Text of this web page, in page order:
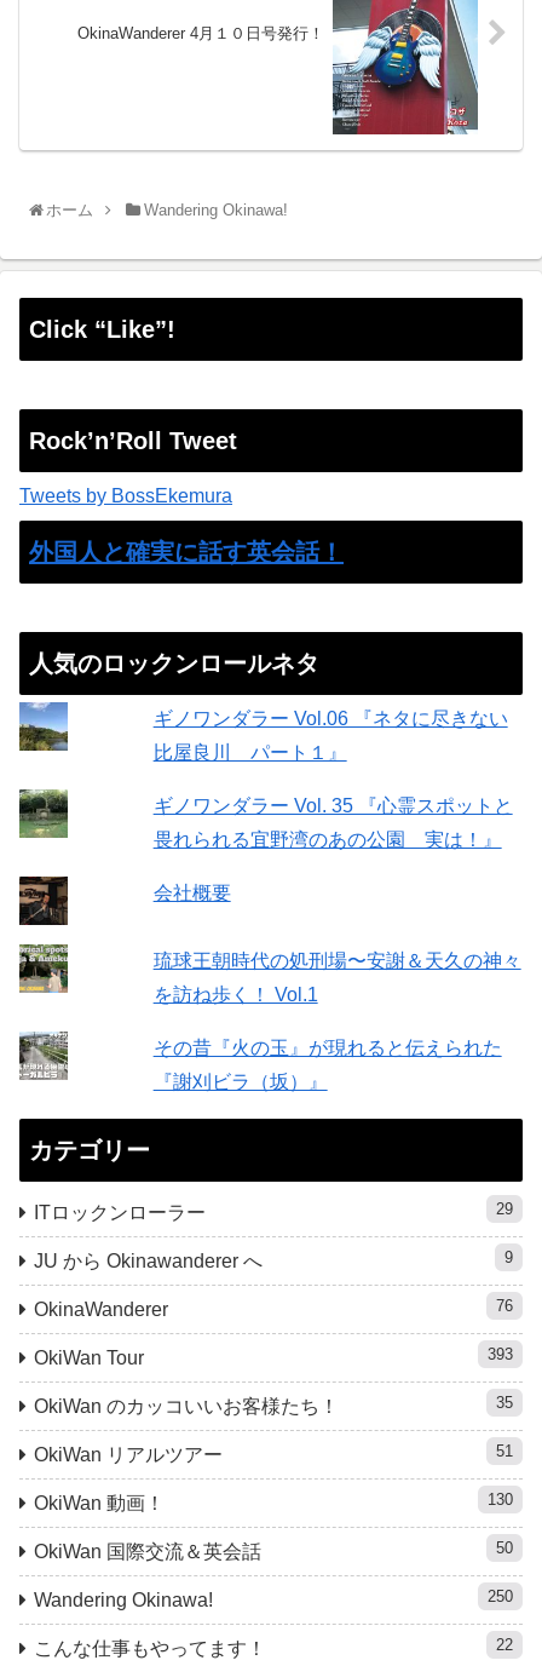
OkinaWanderer 4月１０日号発行！
ホーム Wandering Okinawa!
Click “Like”!
Rock’n’Roll Tweet
Tweets by BossEkemura
外国人と確実に話す英会話！
人気のロックンロールネタ
ギノワンダラー Vol.06 『ネタに尽きない
比屋良川 パート１』
ギノワンダラー Vol. 35 『心霊スポットと
畏れられる宜野湾のあの公園 実は！』
会社概要
琉球王朝時代の処刑場〜安謝＆天久の神々
を訪ね歩く！ Vol.1
その昔『火の玉』が現れると伝えられた
『謝刈ビラ（坂）』
カテゴリー
ITロックンローラー 29
JU から Okinawanderer へ 9
OkinaWanderer 76
OkiWan Tour 393
OkiWan のカッコいいお客様たち！ 35
OkiWan リアルツアー 51
OkiWan 動画！ 130
OkiWan 国際交流＆英会話 50
Wandering Okinawa! 250
こんな仕事もやってます！ 22